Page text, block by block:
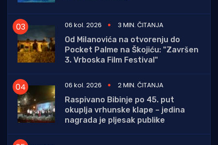
06 kol. 2026
3 MIN. ČITANJA
Od Milanovića na otvorenju do
Pocket Palme na Škojiću: "Završen
3. Vrboska Film Festival"
06 kol. 2026
2 MIN. ČITANJA
Raspivano Bibinje po 45. put
okuplja vrhunske klape – jedina
nagrada je pljesak publike